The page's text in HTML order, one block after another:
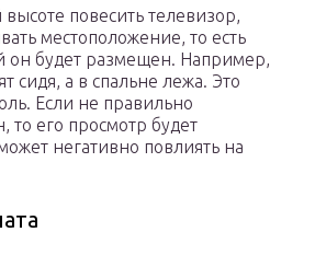
повесить телевизор,
местоположение, то есть
он будет размещен. Например,
сидя, а в спальне лежа. Это
Если не правильно
то его просмотр будет
негативно повлиять на